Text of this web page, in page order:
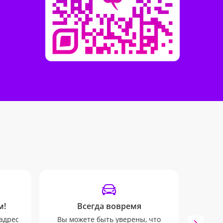
Всегда вовремя
Вы можете быть уверены, что